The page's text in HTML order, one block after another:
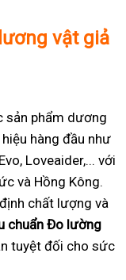
vật giả
sản phẩm dương
hàng đầu như
Loveaider,... với
và Hồng Kông.
chất lượng và
chuẩn Đo lường
tuyệt đối cho sức